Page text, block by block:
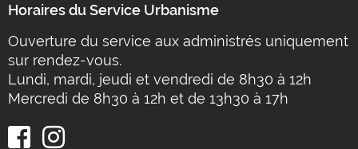
Horaires du Service Urbanisme
Ouverture du service aux administrés uniquement
sur rendez-vous.
Lundi, mardi, jeudi et vendredi de 8h30 à 12h
Mercredi de 8h30 à 12h et de 13h30 à 17h